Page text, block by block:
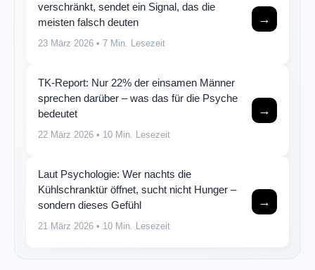
verschränkt, sendet ein Signal, das die
meisten falsch deuten
23 März 2026 • 7 Min. Lesezeit
→
TK-Report: Nur 22% der einsamen Männer
sprechen darüber – was das für die Psyche
bedeutet
22 März 2026 • 10 Min. Lesezeit
→
Laut Psychologie: Wer nachts die
Kühlschranktür öffnet, sucht nicht Hunger –
sondern dieses Gefühl
21 März 2026 • 10 Min. Lesezeit
→